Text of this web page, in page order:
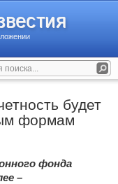
будет
формам
фонда
–